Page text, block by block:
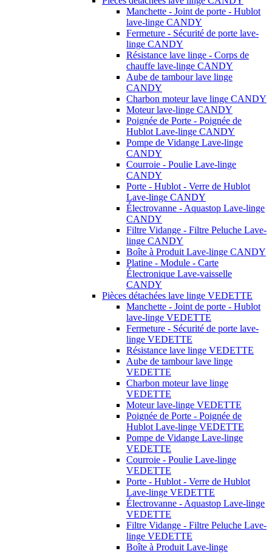
Manchette - Joint de porte - Hublot
lave-linge CANDY
Fermeture - Sécurité de porte lave-
linge CANDY
Résistance lave linge - Corps de
chauffe lave-linge CANDY
Aube de tambour lave linge
CANDY
Charbon moteur lave linge CANDY
Moteur lave-linge CANDY
Poignée de Porte - Poignée de
Hublot Lave-linge CANDY
Pompe de Vidange Lave-linge
CANDY
Courroie - Poulie Lave-linge
CANDY
Porte - Hublot - Verre de Hublot
Lave-linge CANDY
Électrovanne - Aquastop Lave-linge
CANDY
Filtre Vidange - Filtre Peluche Lave-
linge CANDY
Boîte à Produit Lave-linge CANDY
Platine - Module - Carte
Électronique Lave-vaisselle
CANDY
Pièces détachées lave linge VEDETTE
Manchette - Joint de porte - Hublot
lave-linge VEDETTE
Fermeture - Sécurité de porte lave-
linge VEDETTE
Résistance lave linge VEDETTE
Aube de tambour lave linge
VEDETTE
Charbon moteur lave linge
VEDETTE
Moteur lave-linge VEDETTE
Poignée de Porte - Poignée de
Hublot Lave-linge VEDETTE
Pompe de Vidange Lave-linge
VEDETTE
Courroie - Poulie Lave-linge
VEDETTE
Porte - Hublot - Verre de Hublot
Lave-linge VEDETTE
Électrovanne - Aquastop Lave-linge
VEDETTE
Filtre Vidange - Filtre Peluche Lave-
linge VEDETTE
Boîte à Produit Lave-linge